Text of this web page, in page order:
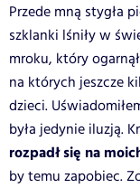
Przede mną stygła
szklanki lśniły w
mroku, który
na których jeszcze
dzieci.
była jedynie iluzją.
rozpadł się na
by temu zapobiec.